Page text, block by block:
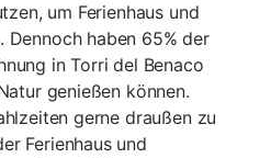
um Ferienhaus und
Dennoch haben 65% der
in Torri del Benaco
genießen können.
gerne draußen zu
Ferienhaus und